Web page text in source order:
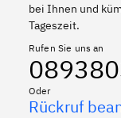
bei Ihnen und
Tageszeit.
Rufen Sie uns an
Oder
Rückruf